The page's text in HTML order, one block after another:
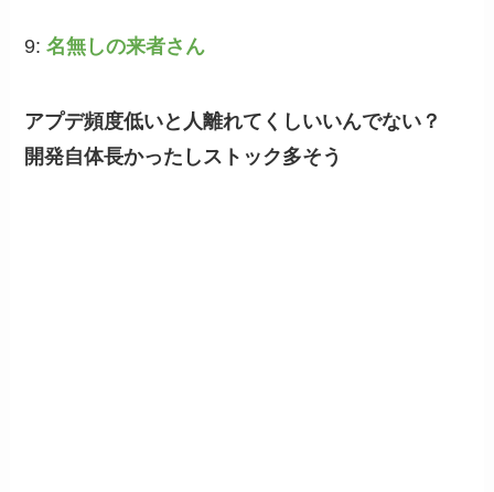
9:名無しの来者さん
アプデ頻度低いと人離れてくしいいんでない？
開発自体長かったしストック多そう